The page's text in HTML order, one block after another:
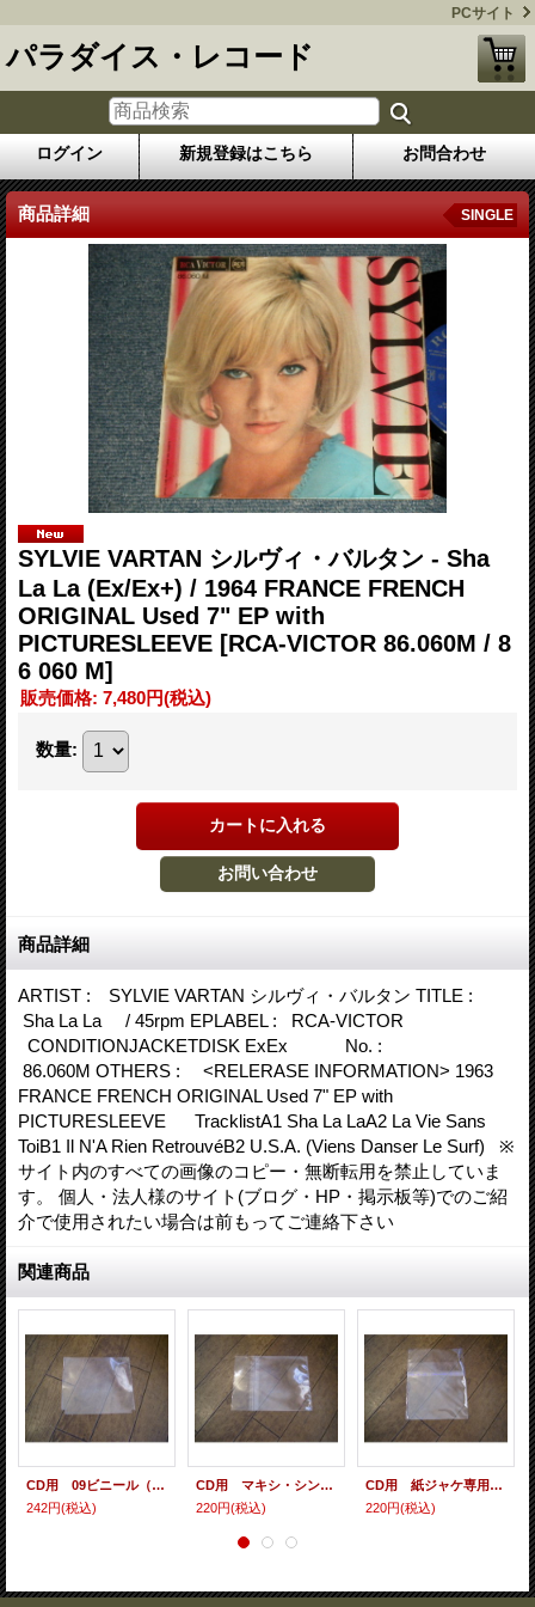
PCサイト
パラダイス・レコード
ログイン 新規登録はこちら お問合わせ
商品詳細 SINGLE
SYLVIE VARTAN シルヴィ・バルタン - Sha
La La (Ex/Ex+) / 1964 FRANCE FRENCH
ORIGINAL Used 7" EP with
PICTURESLEEVE [RCA-VICTOR 86.060M / 8
6 060 M]
販売価格: 7,480円(税込)
数量:
商品詳細
ARTIST : SYLVIE VARTAN シルヴィ・バルタン TITLE :
Sha La La / 45rpm EPLABEL : RCA-VICTOR
CONDITIONJACKETDISK ExEx No. :
86.060M OTHERS : <RELERASE INFORMATION> 1963
FRANCE FRENCH ORIGINAL Used 7" EP with
PICTURESLEEVE TracklistA1 Sha La LaA2 La Vie Sans
ToiB1 Il N'A Rien RetrouvéB2 U.S.A. (Viens Danser Le Surf) ※
サイト内のすべての画像のコピー・無断転用を禁止していま
す。 個人・法人様のサイト(ブログ・HP・掲示板等)でのご紹
介で使用されたい場合は前もってご連絡下さい
関連商品
CD用 09ビニール（各種サイズ） 10枚セット
242円(税込)
CD用 マキシ・シングル・シールド（ヨコ入れ/裏のり） 10枚セット
220円(税込)
CD用 紙ジャケ専用シールド（裏のり） 10枚セット
220円(税込)